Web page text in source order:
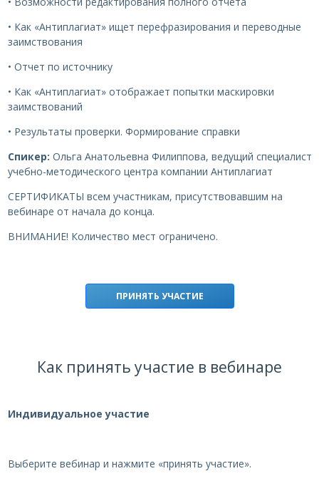
• Как «Антиплагиат» ищет перефразирования и переводные
заимствования
• Отчет по источнику
• Как «Антиплагиат» отображает попытки маскировки
заимствований
• Результаты проверки. Формирование справки
Спикер: Ольга Анатольевна Филиппова, ведущий специалист
учебно-методического центра компании Антиплагиат
СЕРТИФИКАТЫ всем участникам, присутствовавшим на
вебинаре от начала до конца.
ВНИМАНИЕ! Количество мест ограничено.
ПРИНЯТЬ УЧАСТИЕ
Как принять участие в вебинаре
Индивидуальное участие
Выберите вебинар и нажмите «принять участие».